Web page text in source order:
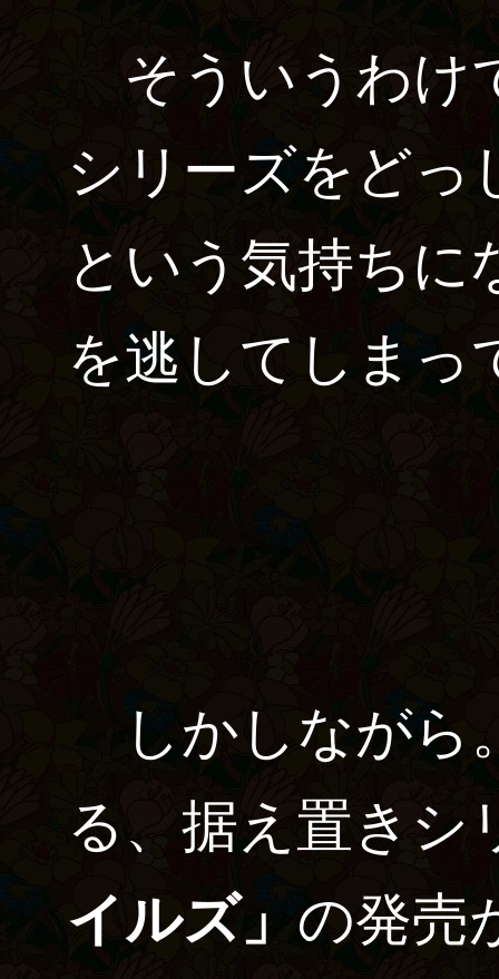
そういうわけ
シリーズをどっ
という気持ちに
を逃してしまっ
しかしながら
る、据え置きシ
イルズ」 の発売